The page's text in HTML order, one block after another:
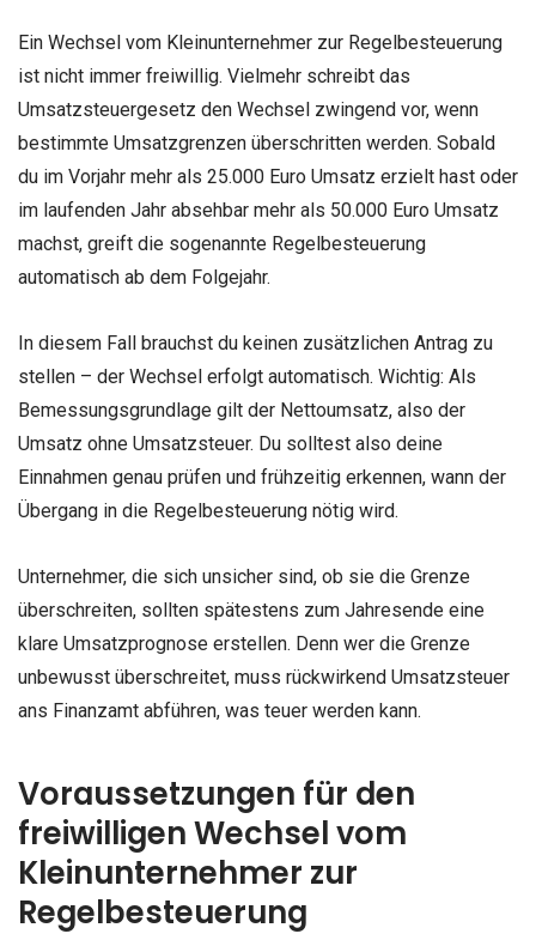
Ein Wechsel vom Kleinunternehmer zur Regelbesteuerung
ist nicht immer freiwillig. Vielmehr schreibt das
Umsatzsteuergesetz den Wechsel zwingend vor, wenn
bestimmte Umsatzgrenzen überschritten werden. Sobald
du im Vorjahr mehr als 25.000 Euro Umsatz erzielt hast oder
im laufenden Jahr absehbar mehr als 50.000 Euro Umsatz
machst, greift die sogenannte Regelbesteuerung
automatisch ab dem Folgejahr.
In diesem Fall brauchst du keinen zusätzlichen Antrag zu
stellen – der Wechsel erfolgt automatisch. Wichtig: Als
Bemessungsgrundlage gilt der Nettoumsatz, also der
Umsatz ohne Umsatzsteuer. Du solltest also deine
Einnahmen genau prüfen und frühzeitig erkennen, wann der
Übergang in die Regelbesteuerung nötig wird.
Unternehmer, die sich unsicher sind, ob sie die Grenze
überschreiten, sollten spätestens zum Jahresende eine
klare Umsatzprognose erstellen. Denn wer die Grenze
unbewusst überschreitet, muss rückwirkend Umsatzsteuer
ans Finanzamt abführen, was teuer werden kann.
Voraussetzungen für den
freiwilligen Wechsel vom
Kleinunternehmer zur
Regelbesteuerung